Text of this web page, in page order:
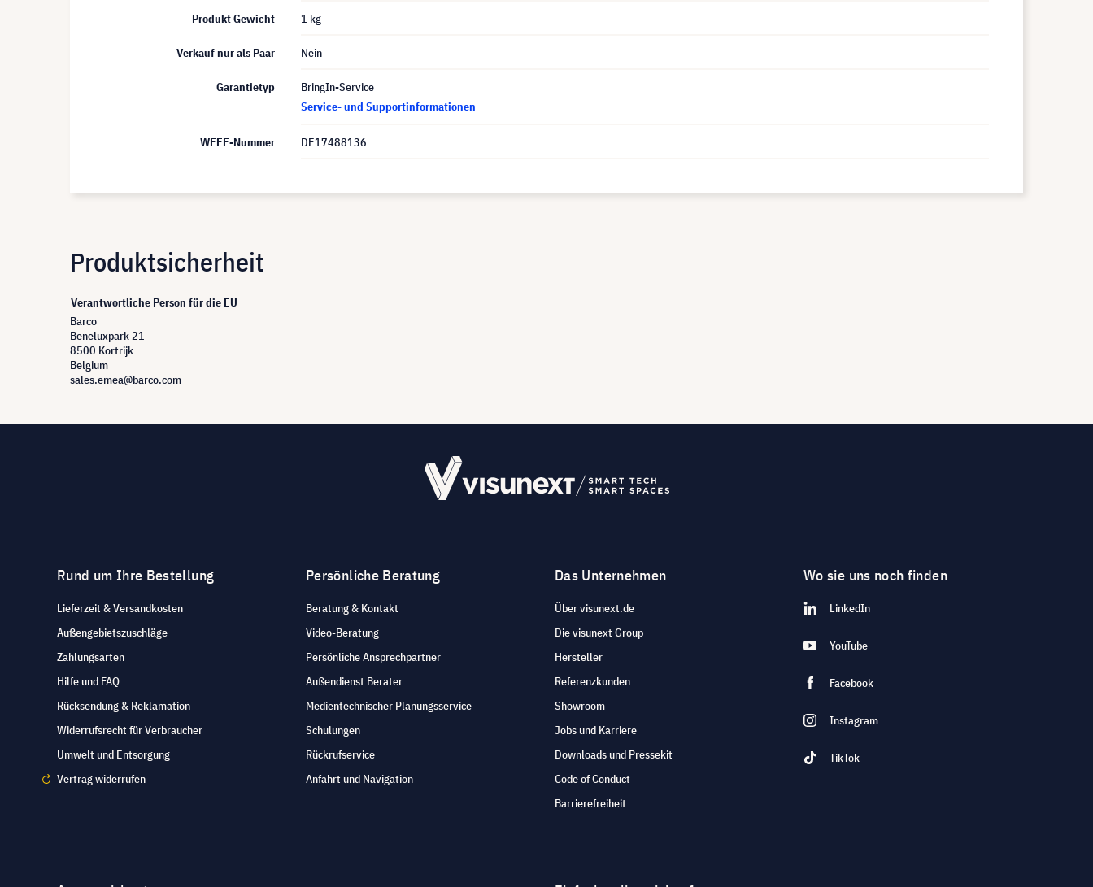
Produkt Gewicht 1 kg
Verkauf nur als Paar Nein
Garantietyp
BringIn-Service
Service- und Supportinformationen
WEEE-Nummer DE17488136
Produktsicherheit
Verantwortliche Person für die EU
Barco
Beneluxpark 21
8500 Kortrijk
Belgium
sales.emea@barco.com
Rund um Ihre Bestellung
Lieferzeit & Versandkosten
Außengebietszuschläge
Zahlungsarten
Hilfe und FAQ
Rücksendung & Reklamation
Widerrufsrecht für Verbraucher
Umwelt und Entsorgung
Vertrag widerrufen
Persönliche Beratung
Beratung & Kontakt
Video-Beratung
Persönliche Ansprechpartner
Außendienst Berater
Medientechnischer Planungsservice
Schulungen
Rückrufservice
Anfahrt und Navigation
Das Unternehmen
Über visunext.de
Die visunext Group
Hersteller
Referenzkunden
Showroom
Jobs und Karriere
Downloads und Pressekit
Code of Conduct
Barrierefreiheit
Wo sie uns noch finden
LinkedIn
YouTube
Facebook
Instagram
TikTok